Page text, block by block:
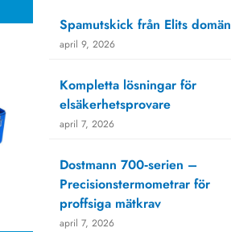
Spamutskick från Elits domän
april 9, 2026
Kompletta lösningar för
elsäkerhetsprovare
april 7, 2026
Dostmann 700‑serien –
Precisionstermometrar för
proffsiga mätkrav
april 7, 2026